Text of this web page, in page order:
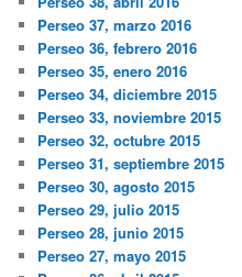
Perseo 37, marzo 2016
Perseo 36, febrero 2016
Perseo 35, enero 2016
Perseo 34, diciembre 2015
Perseo 33, noviembre 2015
Perseo 32, octubre 2015
Perseo 31, septiembre 2015
Perseo 30, agosto 2015
Perseo 29, julio 2015
Perseo 28, junio 2015
Perseo 27, mayo 2015